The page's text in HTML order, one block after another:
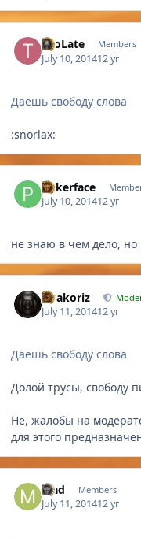
TooLate Members
July 10, 201412 yr
Даешь свободу слова
:snorlax:
Pokerface
July 10, 201412 yr
не знаю в чем дело,
Mrakoriz
July 11, 201412 yr
Даешь свободу слова
Долой трусы, свободу
Не, жалобы на
для этого
Mad Members
July 11, 201412 yr